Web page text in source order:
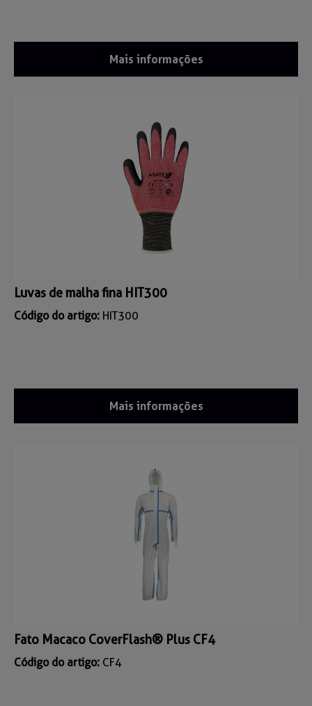
Mais informações
Luvas de malha fina HIT300
Código do artigo: HIT300
Mais informações
Fato Macaco CoverFlash® Plus CF4
Código do artigo: CF4